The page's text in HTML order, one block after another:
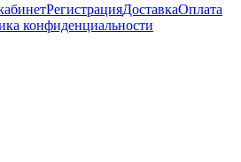
РегистрацияДоставкаОплата
конфиденциальности